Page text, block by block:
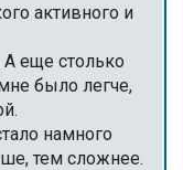
активного и
еще столько
было легче,
намного
тем сложнее.